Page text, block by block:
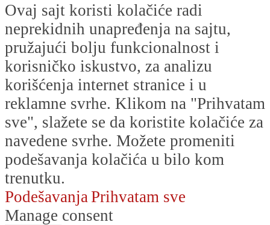
Ovaj sajt koristi kolačiće radi
neprekidnih unapređenja na sajtu,
pružajući bolju funkcionalnost i
korisničko iskustvo, za analizu
korišćenja internet stranice i u
reklamne svrhe. Klikom na "Prihvatam
sve", slažete se da koristite kolačiće za
navedene svrhe. Možete promeniti
podešavanja kolačića u bilo kom
trenutku.
Podešavanja Prihvatam sve
Manage consent